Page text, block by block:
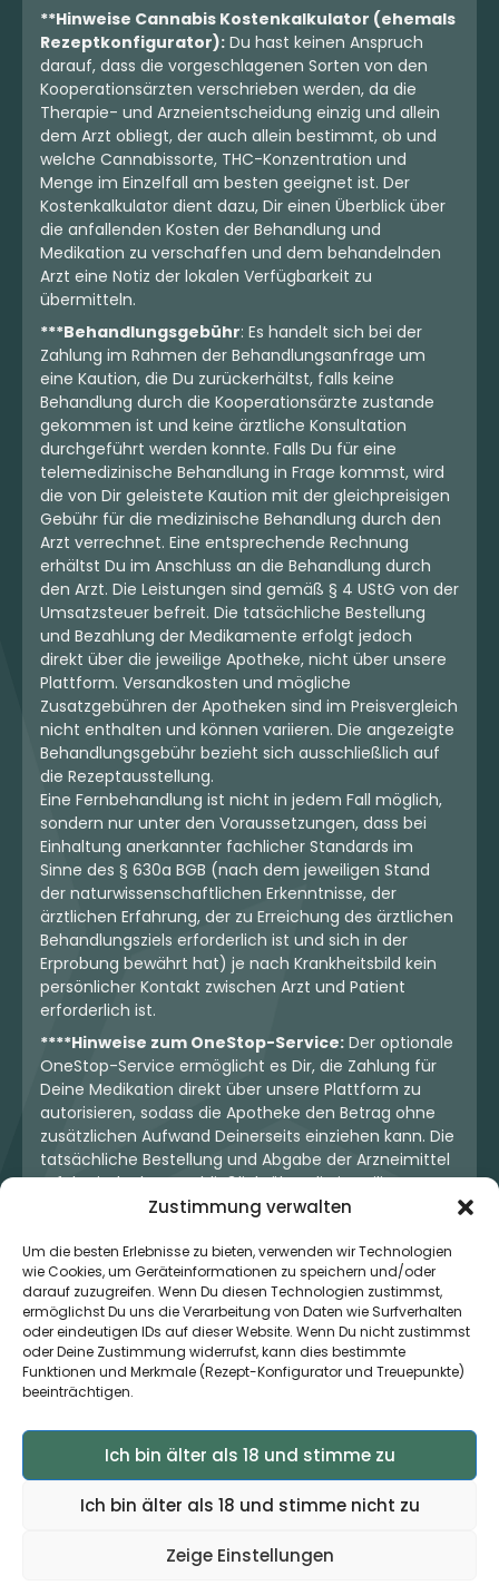
Zustimmung verwalten
Um die besten Erlebnisse zu bieten, verwenden wir Technologien
wie Cookies, um Geräteinformationen zu speichern und/oder
darauf zuzugreifen. Wenn Du diesen Technologien zustimmst,
ermöglichst Du uns die Verarbeitung von Daten wie Surfverhalten
oder eindeutigen IDs auf dieser Website. Wenn Du nicht zustimmst
oder Deine Zustimmung widerrufst, kann dies bestimmte
Funktionen und Merkmale (Rezept-Konfigurator und Treuepunkte)
beeinträchtigen.
Ich bin älter als 18 und stimme zu
Ich bin älter als 18 und stimme nicht zu
Zeige Einstellungen
**Hinweise Cannabis Kostenkalkulator (ehemals
Rezeptkonfigurator): Du hast keinen Anspruch
darauf, dass die vorgeschlagenen Sorten von den
Kooperationsärzten verschrieben werden, da die
Therapie- und Arzneientscheidung einzig und allein
dem Arzt obliegt, der auch allein bestimmt, ob und
welche Cannabissorte, THC-Konzentration und
Menge im Einzelfall am besten geeignet ist. Der
Kostenkalkulator dient dazu, Dir einen Überblick über
die anfallenden Kosten der Behandlung und
Medikation zu verschaffen und dem behandelnden
Arzt eine Notiz der lokalen Verfügbarkeit zu
übermitteln.
***Behandlungsgebühr: Es handelt sich bei der
Zahlung im Rahmen der Behandlungsanfrage um
eine Kaution, die Du zurückerhältst, falls keine
Behandlung durch die Kooperationsärzte zustande
gekommen ist und keine ärztliche Konsultation
durchgeführt werden konnte. Falls Du für eine
telemedizinische Behandlung in Frage kommst, wird
die von Dir geleistete Kaution mit der gleichpreisigen
Gebühr für die medizinische Behandlung durch den
Arzt verrechnet. Eine entsprechende Rechnung
erhältst Du im Anschluss an die Behandlung durch
den Arzt. Die Leistungen sind gemäß § 4 UStG von der
Umsatzsteuer befreit. Die tatsächliche Bestellung
und Bezahlung der Medikamente erfolgt jedoch
direkt über die jeweilige Apotheke, nicht über unsere
Plattform. Versandkosten und mögliche
Zusatzgebühren der Apotheken sind im Preisvergleich
nicht enthalten und können variieren. Die angezeigte
Behandlungsgebühr bezieht sich ausschließlich auf
die Rezeptausstellung.
Eine Fernbehandlung ist nicht in jedem Fall möglich,
sondern nur unter den Voraussetzungen, dass bei
Einhaltung anerkannter fachlicher Standards im
Sinne des § 630a BGB (nach dem jeweiligen Stand
der naturwissenschaftlichen Erkenntnisse, der
ärztlichen Erfahrung, der zu Erreichung des ärztlichen
Behandlungsziels erforderlich ist und sich in der
Erprobung bewährt hat) je nach Krankheitsbild kein
persönlicher Kontakt zwischen Arzt und Patient
erforderlich ist.
****Hinweise zum OneStop-Service: Der optionale
OneStop-Service ermöglicht es Dir, die Zahlung für
Deine Medikation direkt über unsere Plattform zu
autorisieren, sodass die Apotheke den Betrag ohne
zusätzlichen Aufwand Deinerseits einziehen kann. Die
tatsächliche Bestellung und Abgabe der Arzneimittel
erfolgt jedoch ausschließlich über die jeweilige
Apotheke. Der Kaufvertrag entsteht stets zwischen
kein pharmazeutisches Angebot dar, sondern dient
lediglich der komfortablen Zahlungsabwicklung. Die
Nutzung ist freiwillig und hat keinerlei Einfluss auf die
ärztliche Therapieentscheidung oder die Wahl der
verschriebenen Medikation. Apotheken sind rechtlich
unabhängig und unterliegen den gesetzlichen
Vorgaben zur Arzneimittelabgabe.
vorbehalten.